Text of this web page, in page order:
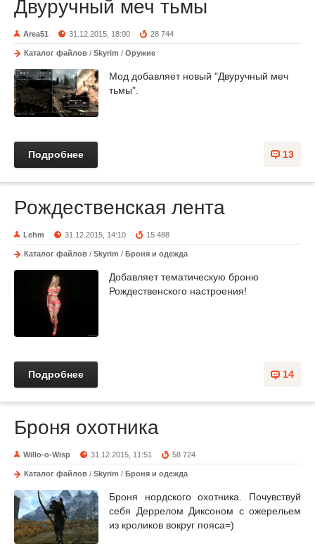
Двуручный меч тьмы
Area51 31.12.2015, 18:00 28 744
Каталог файлов / Skyrim / Оружие
Мод добавляет новый "Двуручный меч
тьмы".
13
Подробнее
Рождественская лента
Lehm 31.12.2015, 14:10 15 488
Каталог файлов / Skyrim / Броня и одежда
Добавляет тематическую броню
Рождественского настроения!
14
Подробнее
Броня охотника
Willo-o-Wisp 31.12.2015, 11:51 58 724
Каталог файлов / Skyrim / Броня и одежда
Броня нордского охотника. Почувствуй
себя Деррелом Диксоном с ожерельем
из кроликов вокруг пояса=)